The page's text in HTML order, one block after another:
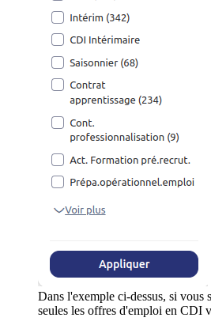
Dans l'exemple ci-dessus, si vous
seules les offres d'emploi en CDI